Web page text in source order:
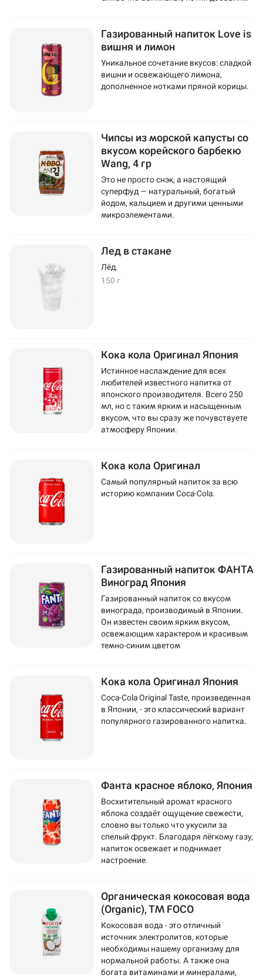
Газированный напиток Love is
вишня и лимон
Уникальное сочетание вкусов: сладкой
вишни и освежающего лимона,
дополненное нотками пряной корицы.
Чипсы из морской капусты со
вкусом корейского барбекю
Wang, 4 гр
Это не просто снэк, а настоящий
суперфуд — натуральный, богатый
йодом, кальцием и другими ценными
микроэлементами.
Лед в стакане
Лёд.
150 г
Кока кола Оригинал Япония
Истинное наслаждение для всех
любителей известного напитка от
японского производителя. Всего 250
мл, но с таким ярким и насыщенным
вкусом, что вы сразу же почувствуете
атмосферу Японии.
Кока кола Оригинал
Самый популярный напиток за всю
историю компании Coca-Cola.
Газированный напиток ФАНТА
Виноград Япония
Газированный напиток со вкусом
винограда, производимый в Японии.
Он известен своим ярким вкусом,
освежающим характером и красивым
темно-синим цветом
Кока кола Оригинал Япония
Coca-Cola Original Taste, произведенная
в Японии, - это классический вариант
популярного газированного напитка.
Фанта красное яблоко, Япония
Восхитительный аромат красного
яблока создаёт ощущение свежести,
словно вы только что укусили за
спелый фрукт. Благодаря лёгкому газу,
напиток освежает и поднимает
настроение.
Органическая кокосовая вода
(Organic), ТМ FOCO
Кокосовая вода - это отличный
источник электролитов, которые
необходимы нашему организму для
нормальной работы. А также она
богата витаминами и минералами,